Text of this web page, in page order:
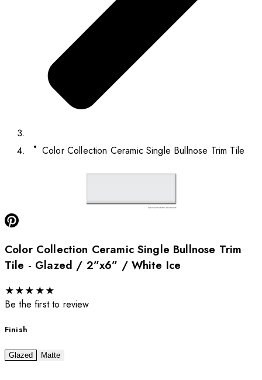
Color Collection Ceramic Single Bullnose Trim Tile
Color Collection Ceramic Single Bullnose Trim
Tile - Glazed / 2”x6” / White Ice
★★★ ★★
Be the first to review
Finish
Glazed Matte